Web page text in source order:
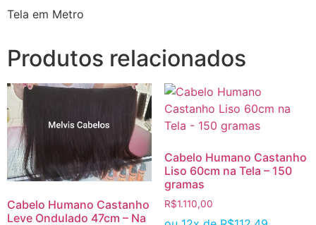
Tela em Metro
Produtos relacionados
Cabelo Humano Castanho
Leve Ondulado 47cm – Na
Cabelo Humano Castanho
Liso 60cm na Tela – 150
gramas
R$1.110,00